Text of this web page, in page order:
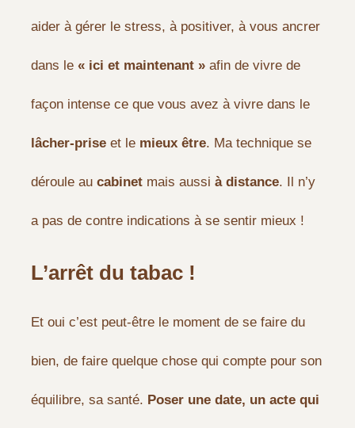
aider à gérer le stress, à positiver, à vous ancrer
dans le « ici et maintenant » afin de vivre de
façon intense ce que vous avez à vivre dans le
lâcher-prise et le mieux être. Ma technique se
déroule au cabinet mais aussi à distance. Il n’y
a pas de contre indications à se sentir mieux !
L’arrêt du tabac !
Et oui c’est peut-être le moment de se faire du
bien, de faire quelque chose qui compte pour son
équilibre, sa santé. Poser une date, un acte qui